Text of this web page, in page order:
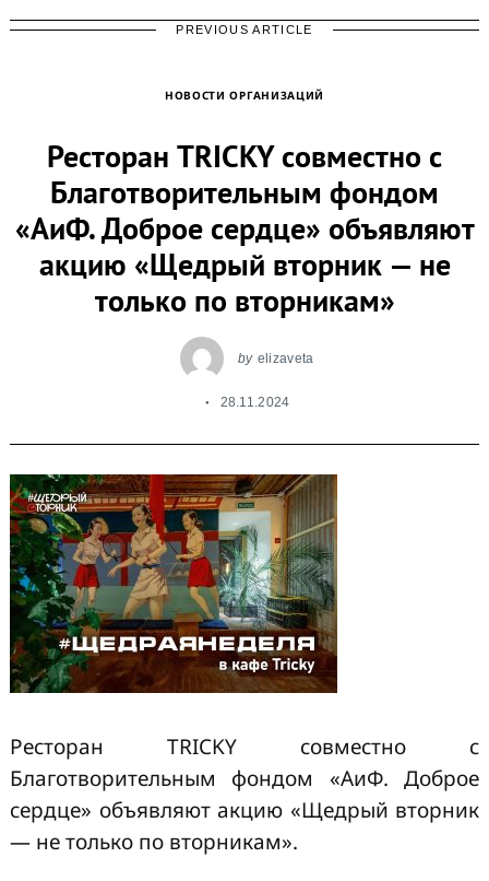
PREVIOUS ARTICLE
НОВОСТИ ОРГАНИЗАЦИЙ
Ресторан TRICKY совместно с
Благотворительным фондом
«АиФ. Доброе сердце» объявляют
акцию «Щедрый вторник — не
только по вторникам»
by elizaveta
28.11.2024
Ресторан TRICKY совместно с
Благотворительным фондом «АиФ. Доброе
сердце» объявляют акцию «Щедрый вторник
— не только по вторникам».